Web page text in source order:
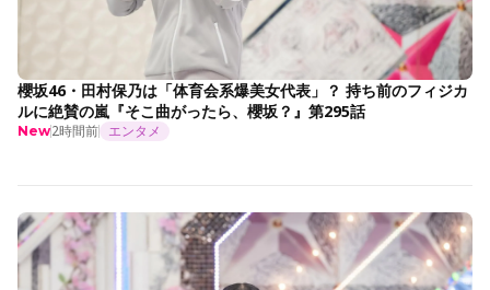
櫻坂46・田村保乃は「体育会系爆美女代表」？ 持ち前のフィジカ
ルに絶賛の嵐『そこ曲がったら、櫻坂？』第295話
New2時間前 エンタメ